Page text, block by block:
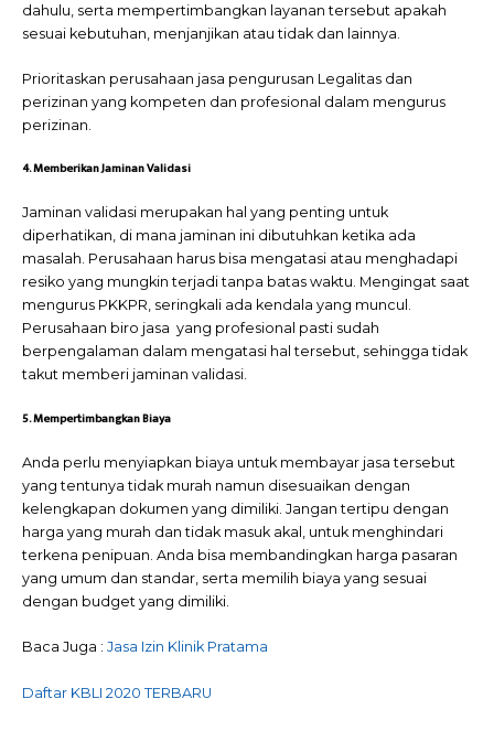
dahulu, serta mempertimbangkan layanan tersebut apakah
sesuai kebutuhan, menjanjikan atau tidak dan lainnya.
Prioritaskan perusahaan jasa pengurusan Legalitas dan
perizinan yang kompeten dan profesional dalam mengurus
perizinan.
4. Memberikan Jaminan Validasi
Jaminan validasi merupakan hal yang penting untuk
diperhatikan, di mana jaminan ini dibutuhkan ketika ada
masalah. Perusahaan harus bisa mengatasi atau menghadapi
resiko yang mungkin terjadi tanpa batas waktu. Mengingat saat
mengurus PKKPR, seringkali ada kendala yang muncul.
Perusahaan biro jasa yang profesional pasti sudah
berpengalaman dalam mengatasi hal tersebut, sehingga tidak
takut memberi jaminan validasi.
5. Mempertimbangkan Biaya
Anda perlu menyiapkan biaya untuk membayar jasa tersebut
yang tentunya tidak murah namun disesuaikan dengan
kelengkapan dokumen yang dimiliki. Jangan tertipu dengan
harga yang murah dan tidak masuk akal, untuk menghindari
terkena penipuan. Anda bisa membandingkan harga pasaran
yang umum dan standar, serta memilih biaya yang sesuai
dengan budget yang dimiliki.
Baca Juga : Jasa Izin Klinik Pratama
Daftar KBLI 2020 TERBARU